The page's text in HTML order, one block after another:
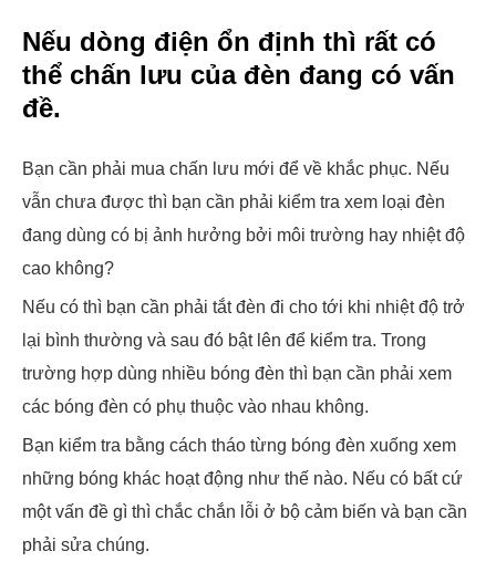
Nếu dòng điện ổn định thì rất có
thể chấn lưu của đèn đang có vấn
đề.
Bạn cần phải mua chấn lưu mới để về khắc phục. Nếu
vẫn chưa được thì bạn cần phải kiểm tra xem loại đèn
đang dùng có bị ảnh hưởng bởi môi trường hay nhiệt độ
cao không?
Nếu có thì bạn cần phải tắt đèn đi cho tới khi nhiệt độ trở
lại bình thường và sau đó bật lên để kiểm tra. Trong
trường hợp dùng nhiều bóng đèn thì bạn cần phải xem
các bóng đèn có phụ thuộc vào nhau không.
Bạn kiểm tra bằng cách tháo từng bóng đèn xuống xem
những bóng khác hoạt động như thế nào. Nếu có bất cứ
một vấn đề gì thì chắc chắn lỗi ở bộ cảm biến và bạn cần
phải sửa chúng.